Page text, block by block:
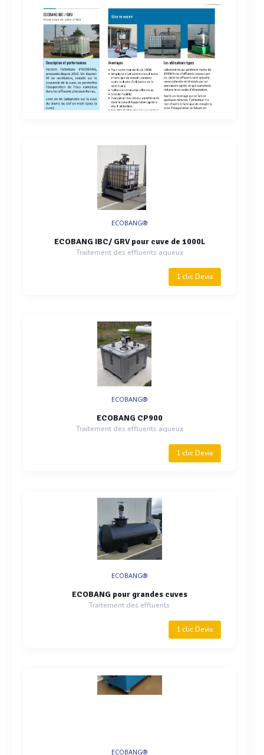
ECOBANG®
ECOBANG IBC/ GRV pour cuve de 1000L
Traitement des effluents aqueux
1 clic Devis
ECOBANG®
ECOBANG CP900
Traitement des effluents aqueux
1 clic Devis
ECOBANG®
ECOBANG pour grandes cuves
Traitement des effluents
1 clic Devis
ECOBANG®